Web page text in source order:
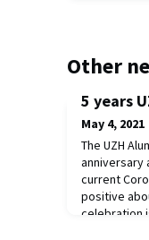
Other
5 years
May 4, 2021
The UZH
anniversary
current
positive
celebration